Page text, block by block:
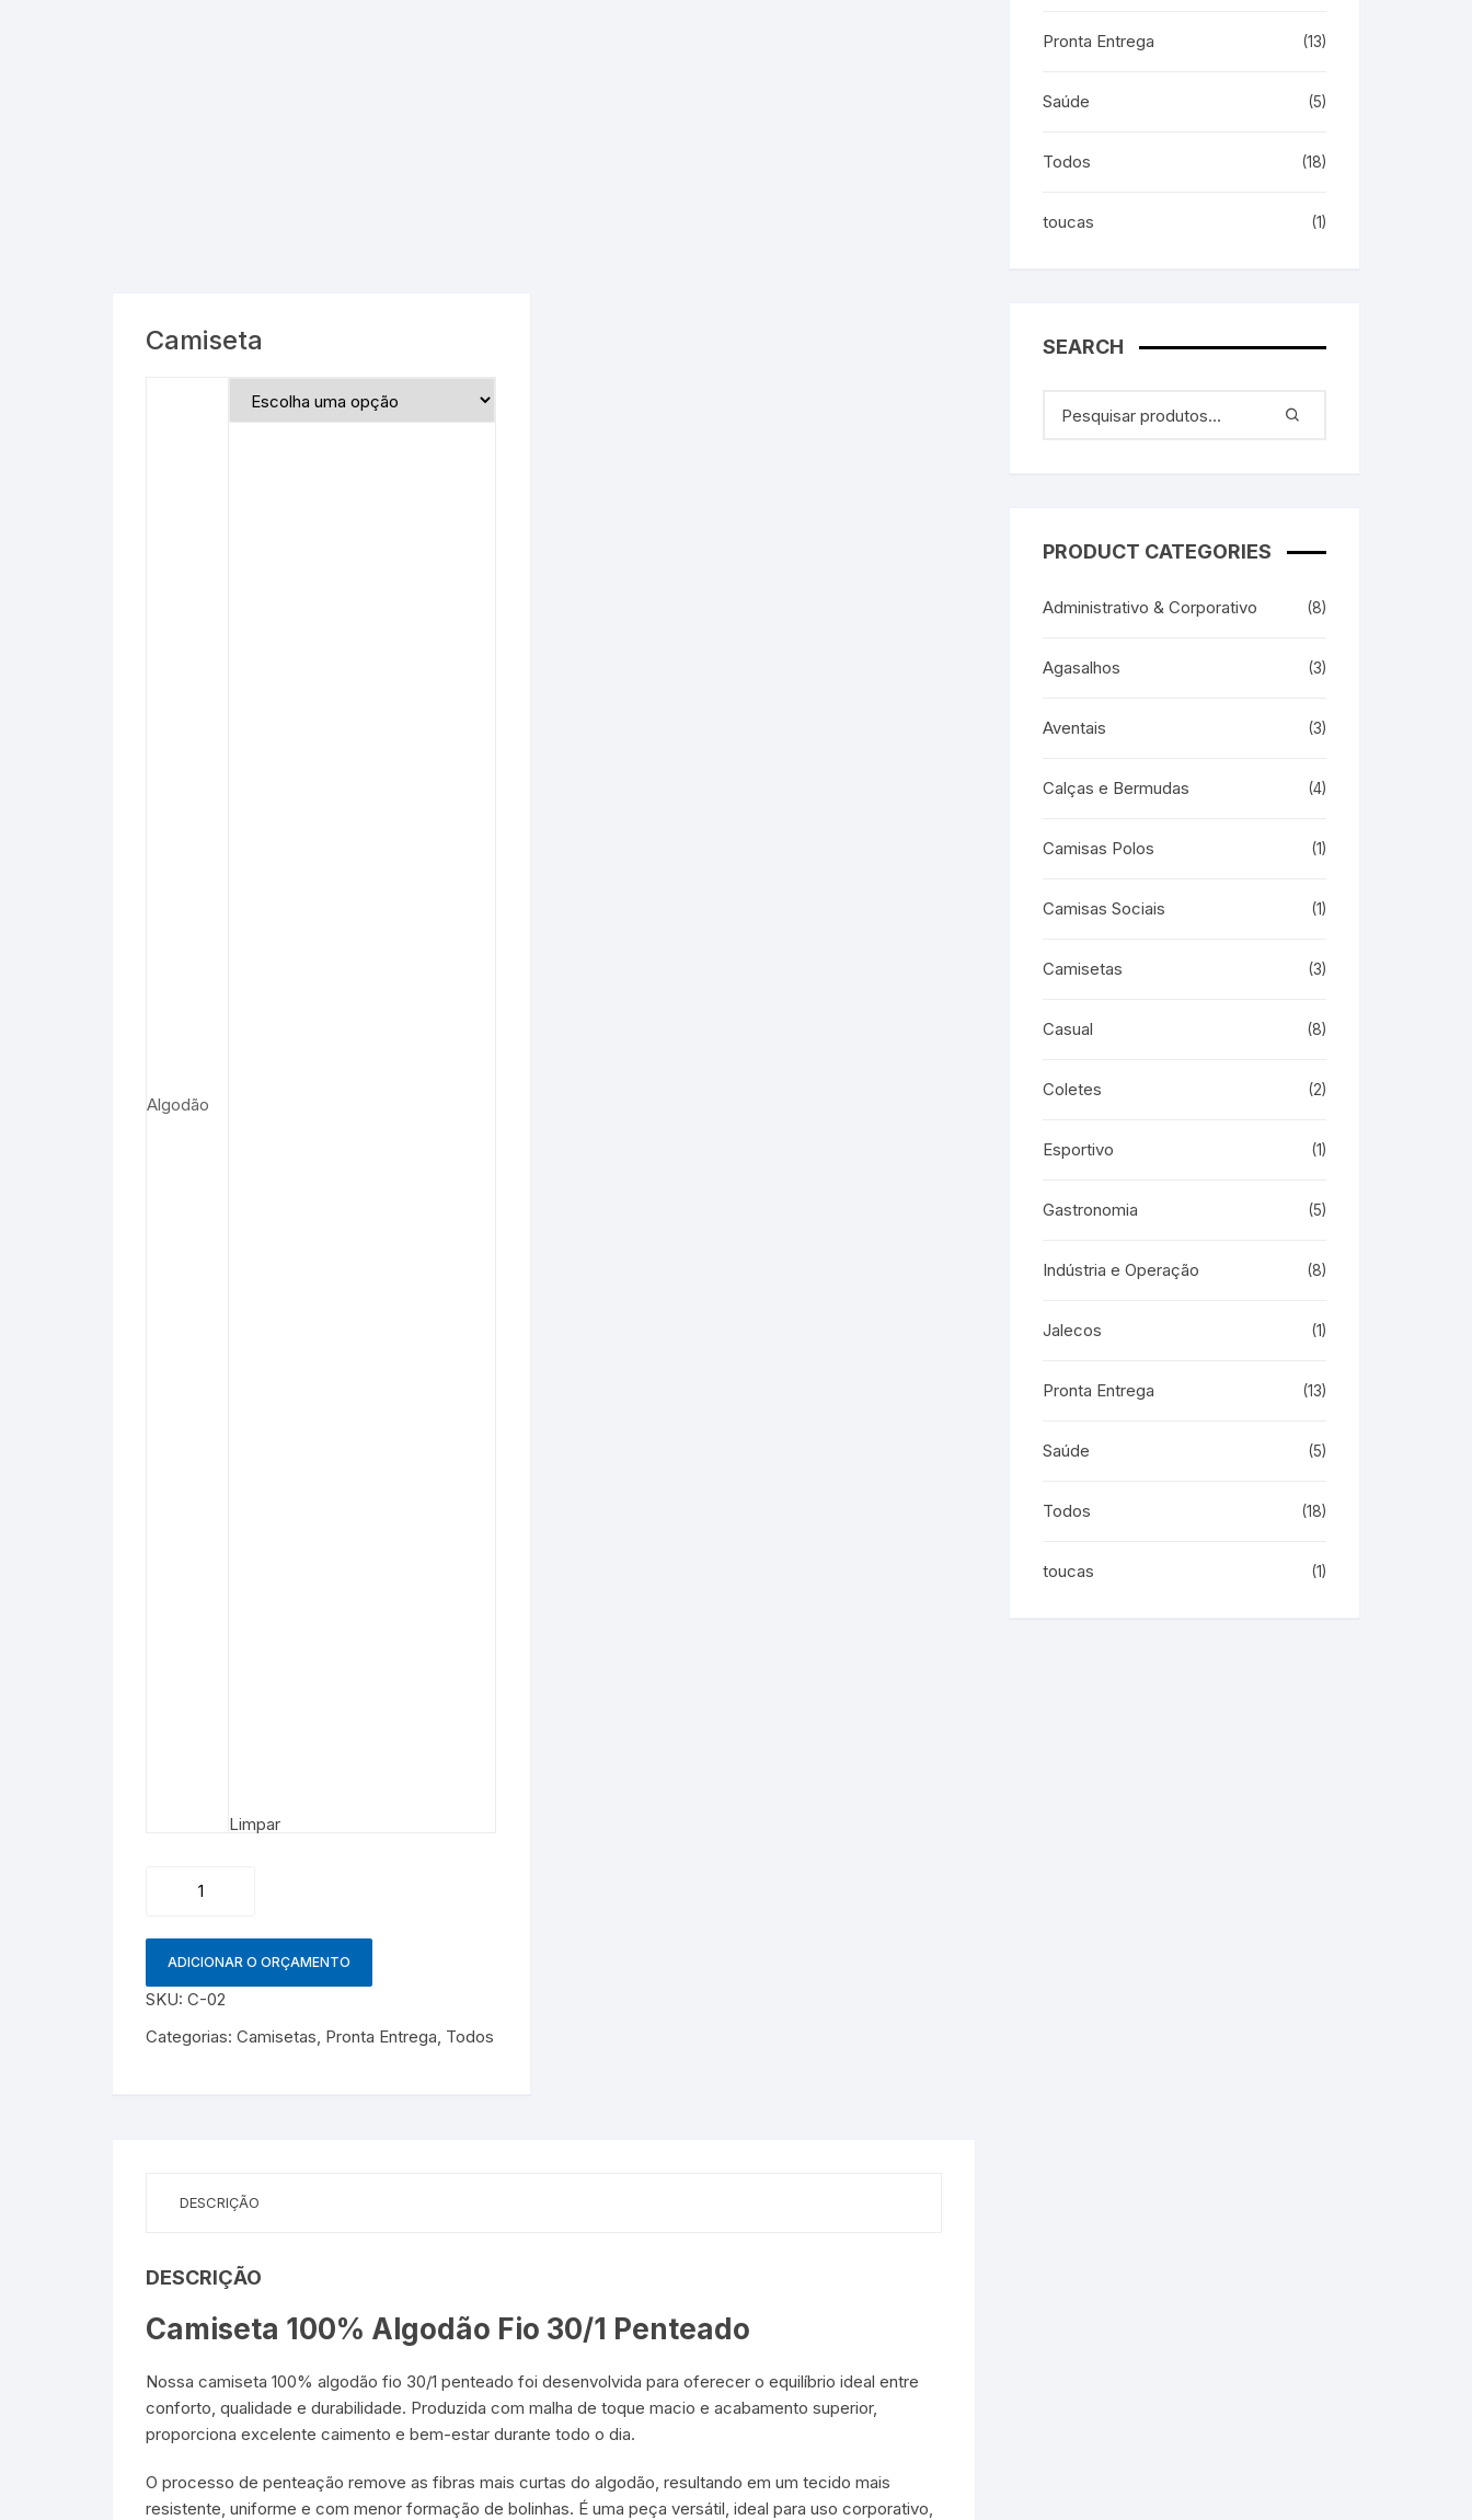
Camiseta
Algodão
Limpar
quantidade
ADICIONAR O ORÇAMENTO
SKU: C-02
Categorias: Camisetas Pronta Entrega Todos
DESCRIÇÃO
DESCRIÇÃO
Camiseta 100% Algodão Fio 30/1 Penteado
Nossa camiseta 100% algodão fio 30/1 penteado foi desenvolvida para oferecer o equilíbrio ideal entre
conforto, qualidade e durabilidade. Produzida com malha de toque macio e acabamento superior,
proporciona excelente caimento e bem-estar durante todo o dia.
O processo de penteação remove as fibras mais curtas do algodão, resultando em um tecido mais
resistente, uniforme e com menor formação de bolinhas. É uma peça versátil, ideal para uso corporativo,
Pronta Entrega (13)
Saúde (5)
Todos (18)
toucas (1)
SEARCH
PRODUCT CATEGORIES
Administrativo & Corporativo (8)
Agasalhos (3)
Aventais (3)
Calças e Bermudas (4)
Camisas Polos (1)
Camisas Sociais (1)
Camisetas (3)
Casual (8)
Coletes (2)
Esportivo (1)
Gastronomia (5)
Indústria e Operação (8)
Jalecos (1)
Pronta Entrega (13)
Saúde (5)
Todos (18)
toucas (1)